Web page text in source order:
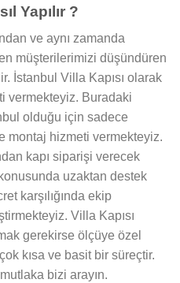
Yapılır ?
ve aynı zamanda
müşterilerimizi düşündüren
İstanbul Villa Kapısı olarak
vermekteyiz. Buradaki
olduğu için sadece
montaj hizmeti vermekteyiz.
kapı siparişi verecek
uzaktan destek
karşılığında ekip
Villa Kapısı
gerekirse ölçüye özel
kısa ve basit bir süreçtir.
bizi arayın.